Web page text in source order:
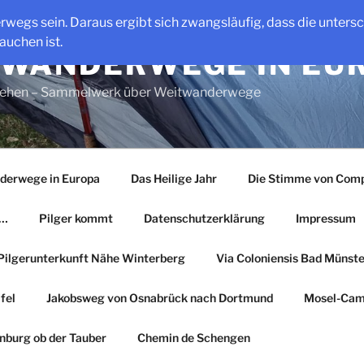
sein. Daraus ergibt sich zwangsläufig, dass die
ist.
IN
– Sammelwerk über Weitwanderwege
in Europa Das Heilige Jahr Die Stimme von
Pilger kommt Datenschutzerklärung Impressum
Nähe Winterberg Via Coloniensis Bad
Jakobsweg von Osnabrück nach Dortmund Mosel-
ob der Tauber Chemin de Schengen